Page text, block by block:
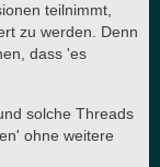
teilnimmt,
zu werden. Denn
dass 'es
solche Threads
ohne weitere